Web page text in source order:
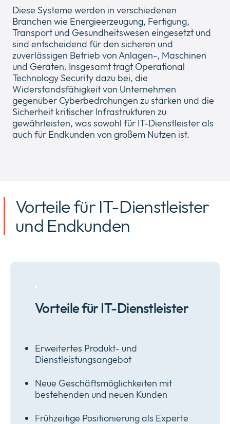
Über Uns
Newsroom
sub
Rechtliches
or
sub
Cloud
or
Diese Systeme werden in verschiedenen
Branchen wie Energieerzeugung, Fertigung,
Transport und Gesundheitswesen eingesetzt und
sind entscheidend für den sicheren und
zuverlässigen Betrieb von Anlagen-, Maschinen
und Geräten. Insgesamt trägt Operational
Technology Security dazu bei, die
Widerstandsfähigkeit von Unternehmen
gegenüber Cyberbedrohungen zu stärken und die
Sicherheit kritischer Infrastrukturen zu
gewährleisten, was sowohl für IT-Dienstleister als
auch für Endkunden von großem Nutzen ist.
Vorteile für IT-Dienstleister
und Endkunden
Vorteile für IT-Dienstleister
Erweitertes Produkt- und
Dienstleistungsangebot
Neue Geschäftsmöglichkeiten mit
bestehenden und neuen Kunden
Frühzeitige Positionierung als Experte